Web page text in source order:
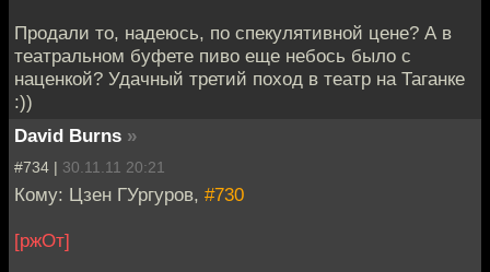
Продали то, надеюсь, по спекулятивной цене? А в
театральном буфете пиво еще небось было с
наценкой? Удачный третий поход в театр на Таганке
:))
David Burns »
#734 | 30.11.11 20:21
Кому: Цзен ГУргуров, #730
[ржОт]